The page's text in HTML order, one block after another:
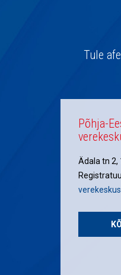
navigatsioon
Tule
Põhja-
Ädala tn 2,